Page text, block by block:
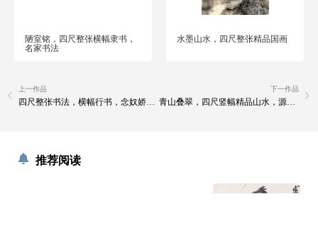
陋室铭，四尺整张横幅隶书，
名家书法
水墨山水，四尺整张精品国画
上一作品
四尺整张书法，横幅行书，念奴娇赤壁怀古
下一作品
青山叠翠，四尺竖幅精品山水，源远流长
推荐阅读